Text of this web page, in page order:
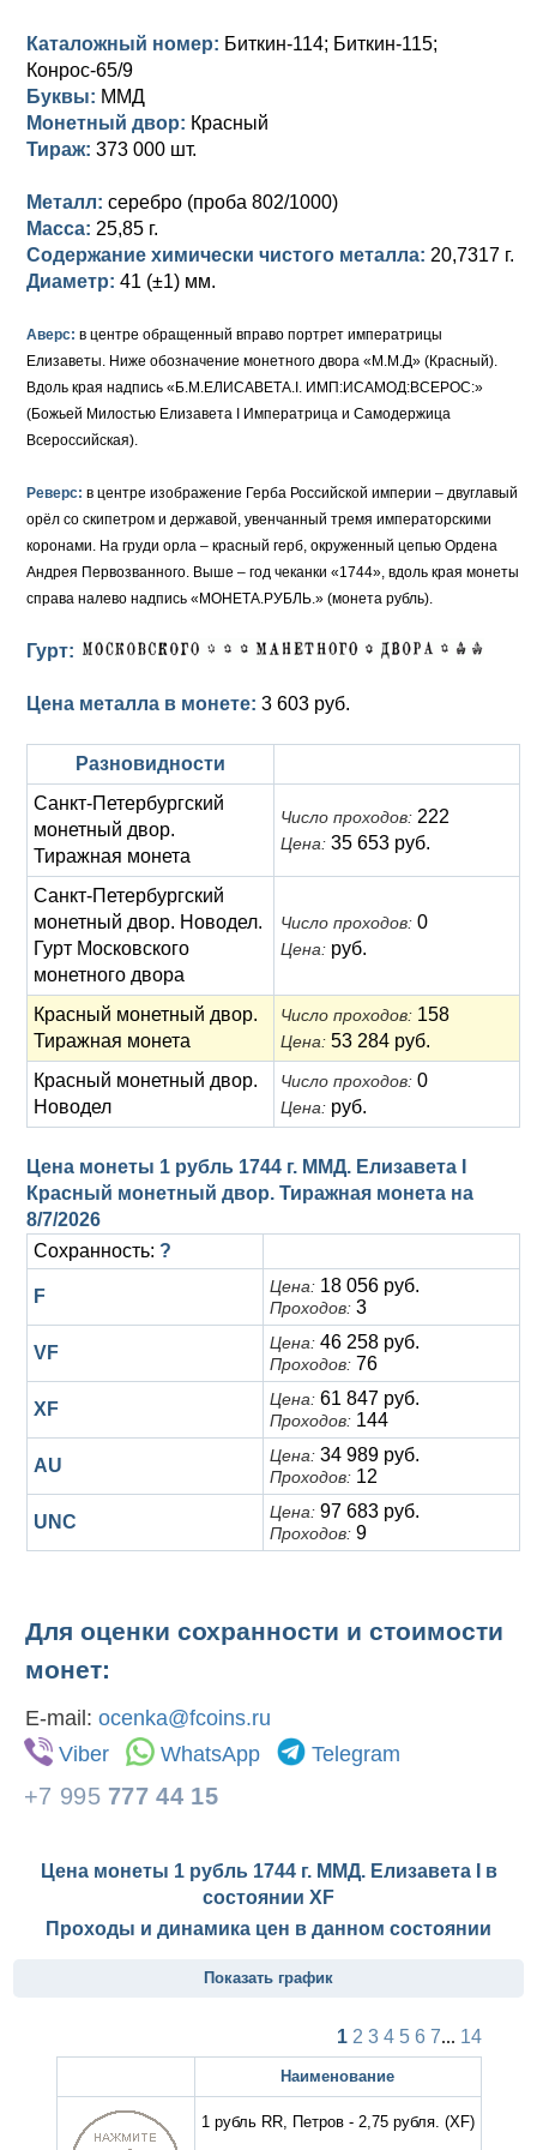
Русско-Польские
Для Польши
Памятные и донативные
Для Грузии
Для Польши
Серебро
Медь
Сибирские монеты
Для Молдавии и Валахии
Таврические монеты
Елизавета I (1741-1762)
Золото
Серебро
Медь
Для Пруссии
Альбертусталер
Иоанн Антонович (1740-1741)
Анна Иоанновна (1730-1740)
Петр II (1727-1730)
Екатерина I (1725-1727)
Золото
Серебро
Медь
Для Речи Посполитой
Каталожный номер: Биткин-114; Биткин-115;
Конрос-65/9
Буквы: ММД
Монетный двор: Красный
Тираж: 373 000 шт.
Металл: серебро (проба 802/1000)
Масса: 25,85 г.
Содержание химически чистого металла: 20,7317 г.
Диаметр: 41 (±1) мм.
Аверс: в центре обращенный вправо портрет императрицы
Елизаветы. Ниже обозначение монетного двора «М.М.Д» (Красный).
Вдоль края надпись «Б.М.ЕЛИСАВЕТА.I. ИМП:ИСАМОД:ВСЕРОС:»
(Божьей Милостью Елизавета I Императрица и Самодержица
Всероссийская).
Реверс: в центре изображение Герба Российской империи – двуглавый
орёл со скипетром и державой, увенчанный тремя императорскими
коронами. На груди орла – красный герб, окруженный цепью Ордена
Андрея Первозванного. Выше – год чеканки «1744», вдоль края монеты
справа налево надпись «МОНЕТА.РУБЛЬ.» (монета рубль).
Гурт:
Цена металла в монете: 3 603 руб.
Разновидности
Санкт-Петербургский
монетный двор.
Тиражная монета
Число проходов: 222
Цена: 35 653 руб.
Санкт-Петербургский
монетный двор. Новодел.
Гурт Московского
монетного двора
Число проходов: 0
Цена: руб.
Красный монетный двор.
Тиражная монета
Число проходов: 158
Цена: 53 284 руб.
Красный монетный двор.
Новодел
Число проходов: 0
Цена: руб.
Цена монеты 1 рубль 1744 г. ММД. Елизавета I
Красный монетный двор. Тиражная монета на
8/7/2026
Сохранность: ?
F Цена: 18 056 руб.
Проходов: 3
VF Цена: 46 258 руб.
Проходов: 76
XF Цена: 61 847 руб.
Проходов: 144
AU Цена: 34 989 руб.
Проходов: 12
UNC Цена: 97 683 руб.
Проходов: 9
Для оценки сохранности и стоимости
монет:
E-mail: ocenka@fcoins.ru
Viber
WhatsApp Telegram
+7 995 777 44 15
Цена монеты 1 рубль 1744 г. ММД. Елизавета I в
состоянии XF
Проходы и динамика цен в данном состоянии
Показать график
1 2 3 4 5 6 7... 14
Наименование
1 рубль RR, Петров - 2,75 рубля. (XF)